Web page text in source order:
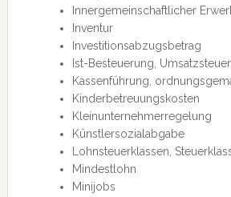
Innergemeinschaftlicher
Inventur
Investitionsabzugsbetrag
Ist-Besteuerung, Umsatzsteuer
Kassenführung,
Kinderbetreuungskosten
Kleinunternehmerregelung
Künstlersozialabgabe
Lohnsteuerklassen,
Mindestlohn
Minijobs